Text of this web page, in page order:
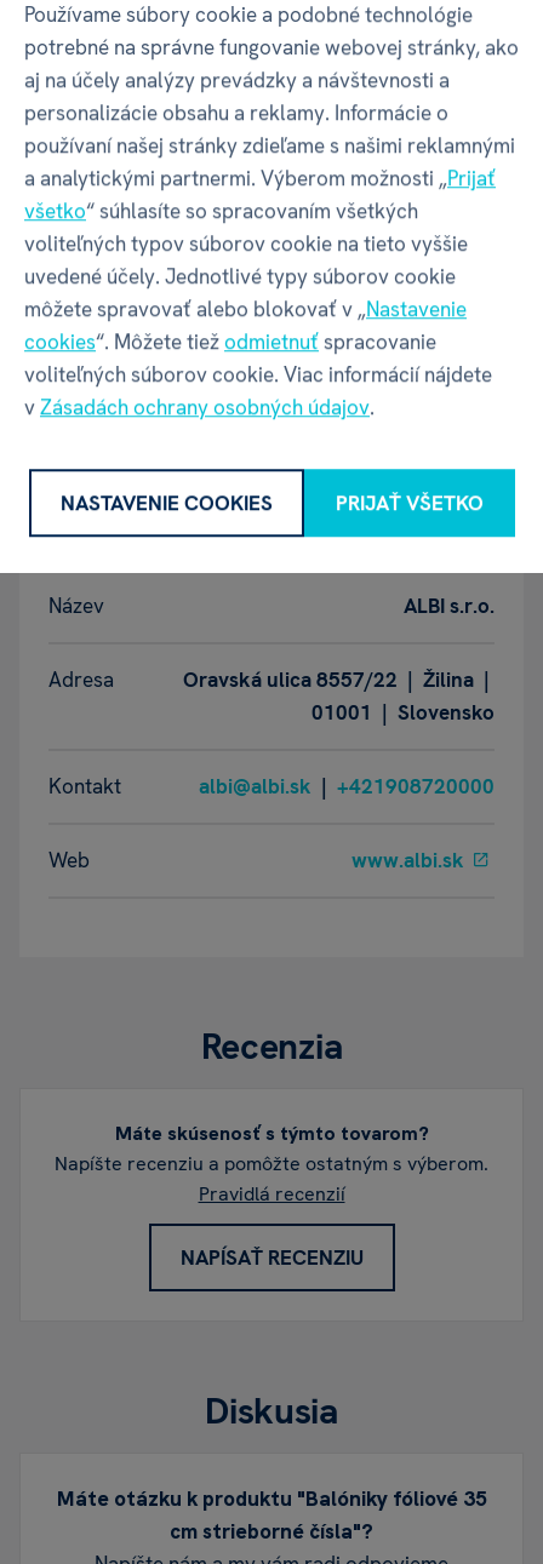
Balenie produktu
Šírka balenia 120 mm
Hĺbka balenia 4 mm
Výška balenia 155 mm
Váha balenia
GPSR - Výrobca
Název ALBI s.r.o.
Adresa
Oravská ulica 8557/22 | Žilina |
01001 | Slovensko
Kontakt albi@albi.sk | +421908720000
Web www.albi.sk
Recenzia
Máte skúsenosť s týmto tovarom?
Napíšte recenziu a pomôžte ostatným s výberom.
Pravidlá recenzií
NAPÍSAŤ RECENZIU
Diskusia
Máte otázku k produktu "Balóniky fóliové 35
cm strieborné čísla"?
Používame súbory cookie a podobné technológie
potrebné na správne fungovanie webovej stránky, ako
aj na účely analýzy prevádzky a návštevnosti a
personalizácie obsahu a reklamy. Informácie o
používaní našej stránky zdieľame s našimi reklamnými
a analytickými partnermi. Výberom možnosti „Prijať
všetko“ súhlasíte so spracovaním všetkých
voliteľných typov súborov cookie na tieto vyššie
uvedené účely. Jednotlivé typy súborov cookie
môžete spravovať alebo blokovať v „Nastavenie
cookies“. Môžete tiežodmietnuťspracovanie
voliteľných súborov cookie. Viac informácií nájdete
vZásadách ochrany osobných údajov.
NASTAVENIE COOKIES PRIJAŤ VŠETKO